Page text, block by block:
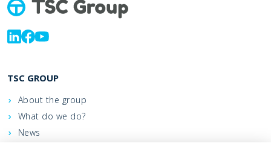
TSC GROUP
About the group
What do we do?
News